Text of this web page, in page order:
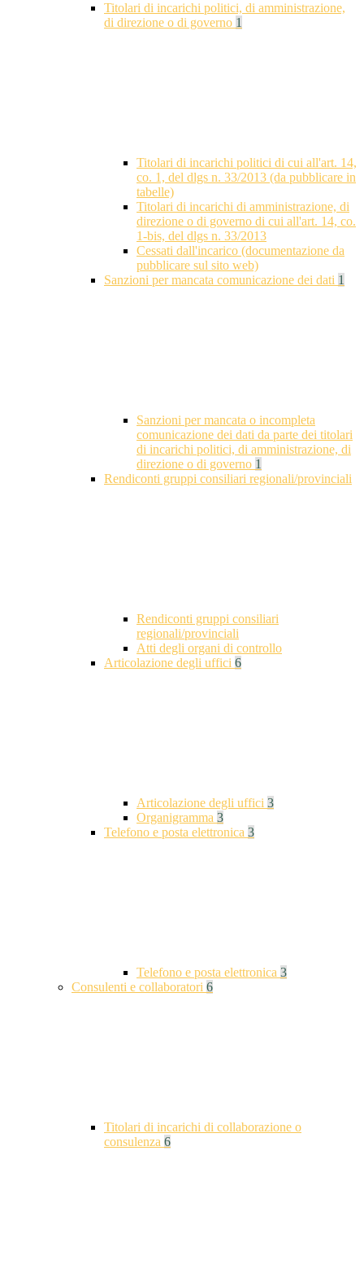
Titolari di incarichi politici, di amministrazione,
di direzione o di governo 1
Titolari di incarichi politici di cui all'art. 14,
co. 1, del dlgs n. 33/2013 (da pubblicare in
tabelle)
Titolari di incarichi di amministrazione, di
direzione o di governo di cui all'art. 14, co.
1-bis, del dlgs n. 33/2013
Cessati dall'incarico (documentazione da
pubblicare sul sito web)
Sanzioni per mancata comunicazione dei dati 1
Sanzioni per mancata o incompleta
comunicazione dei dati da parte dei titolari
di incarichi politici, di amministrazione, di
direzione o di governo 1
Rendiconti gruppi consiliari regionali/provinciali
Rendiconti gruppi consiliari
regionali/provinciali
Atti degli organi di controllo
Articolazione degli uffici 6
Articolazione degli uffici 3
Organigramma 3
Telefono e posta elettronica 3
Telefono e posta elettronica 3
Consulenti e collaboratori 6
Titolari di incarichi di collaborazione o
consulenza 6